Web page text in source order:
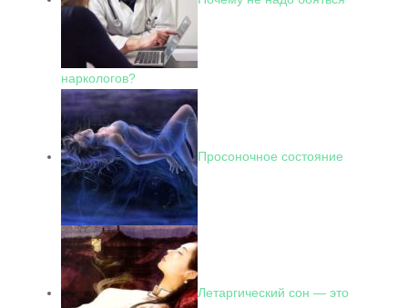
наркологов?
Просоночное состояние
Летаргический сон — это